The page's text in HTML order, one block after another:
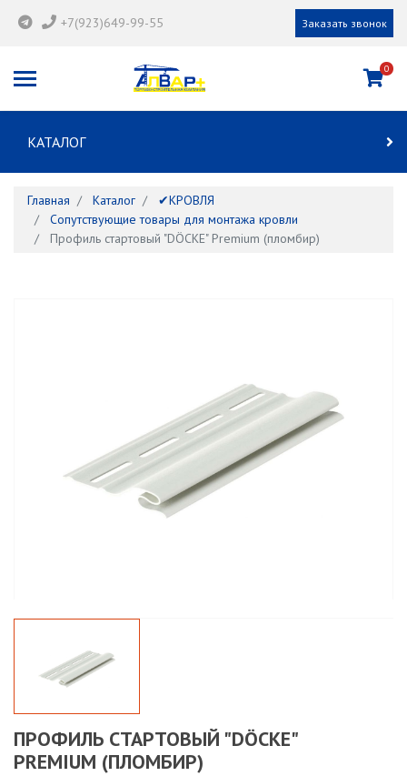
+7(923)649-99-55 Заказать звонок
0
КАТАЛОГ
Главная Каталог
✔КРОВЛЯ
Сопутствующие товары для монтажа кровли
Профиль стартовый "DÖCKE" Premium (пломбир)
ПРОФИЛЬ СТАРТОВЫЙ "DÖCKE"
PREMIUM (ПЛОМБИР)